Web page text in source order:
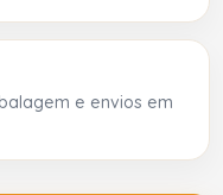
e envios em